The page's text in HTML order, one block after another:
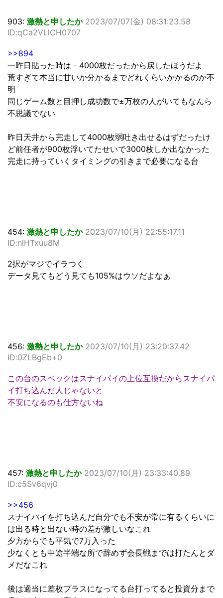
903: 激熱と申したか 2023/07/07(金) 08:31:23.58
ID:qCa2VLlCH0707
>>894
一昨日貼った時は－4000枚だったから戻したほうだよ
荒すぎて本当に甘いか分かるまでどれくらいかかるのか不
明
同じゲーム数と目押し成功数で±万枚の人がいてもなんら
不思議でない
昨日天井から完走して4000枚弱吐き出せるはずだったけ
ど前任者が900枚浮いてたせいで3000枚しか出なかった
完走に持っていくタイミングの引きまで必要になる台
454: 激熱と申したか 2023/07/10(月) 22:55:17.11
ID:nlHTxuu8M
2択がマジでイラつく
データ見てもどう見ても105%はウソだよなぁ
456: 激熱と申したか 2023/07/10(月) 23:20:37.42
ID:0ZLBgEb+0
この台のスペックはスナイパイの上位互換だからスナイパ
イ打ち込んだ人じゃないと
不安になるのも仕方ないね
457: 激熱と申したか 2023/07/10(月) 23:33:40.89
ID:c5Sv6qvj0
>>456
スナイパイを打ち込んだ自分でも不安が常に有るくらいに
は出る時と出ない時の差が激しいなこれ
夕方からでも平気で7万入った
少なくとも中途半端な所で辞めず会長戦までは打たんとダ
メだなこれ
後は適当に差枚プラスになってる台打ってると投資分まで